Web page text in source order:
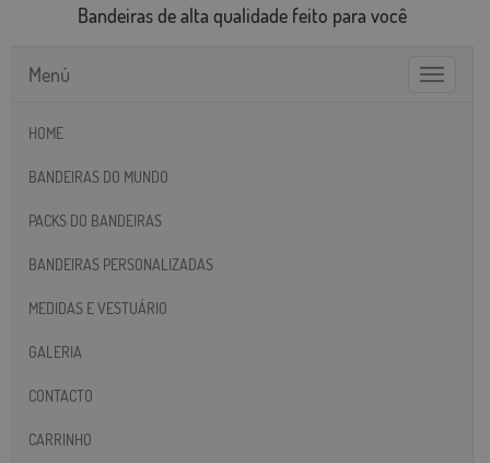
Bandeiras de alta qualidade feito para você
Toggle
Menú
HOME
BANDEIRAS DO MUNDO
PACKS DO BANDEIRAS
BANDEIRAS PERSONALIZADAS
MEDIDAS E VESTUÁRIO
GALERIA
CONTACTO
CARRINHO